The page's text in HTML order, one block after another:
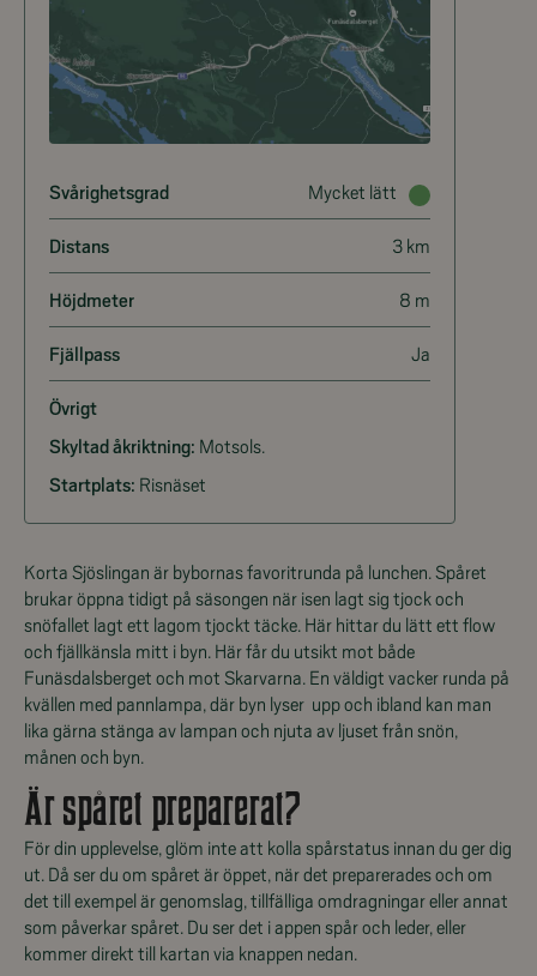
Svårighetsgrad Mycket lätt
Distans 3 km
Höjdmeter 8 m
Fjällpass Ja
Övrigt
Skyltad åkriktning: Motsols.
Startplats: Risnäset
Korta Sjöslingan är bybornas favoritrunda på lunchen. Spåret
brukar öppna tidigt på säsongen när isen lagt sig tjock och
snöfallet lagt ett lagom tjockt täcke. Här hittar du lätt ett flow
och fjällkänsla mitt i byn. Här får du utsikt mot både
Funäsdalsberget och mot Skarvarna. En väldigt vacker runda på
kvällen med pannlampa, där byn lyser upp och ibland kan man
lika gärna stänga av lampan och njuta av ljuset från snön,
månen och byn.
Är spåret preparerat?
För din upplevelse, glöm inte att kolla spårstatus innan du ger dig
ut. Då ser du om spåret är öppet, när det preparerades och om
det till exempel är genomslag, tillfälliga omdragningar eller annat
som påverkar spåret. Du ser det i appen spår och leder, eller
kommer direkt till kartan via knappen nedan.